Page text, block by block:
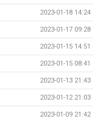
2023-01-18 14:24
2023-01-17 09:28
2023-01-15 14:51
2023-01-15 08:41
2023-01-13 21:43
2023-01-12 21:03
2023-01-09 21:42